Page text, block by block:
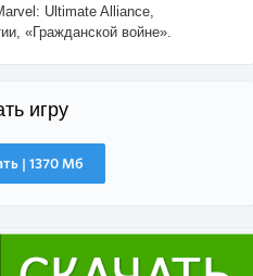
Ultimate Alliance,
«Гражданской войне».
игру
| 1370 Мб